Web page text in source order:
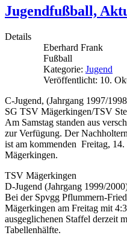
Jugendfußball,
Details
Eberhard Frank
Fußball
Kategorie: Jugend
Veröffentlicht: 10.
C-Jugend, (Jahrgang 1997/
SG TSV Mägerkingen/TSV
Am Samstag standen aus
zur Verfügung. Der
ist am kommenden Freitag,
Mägerkingen.
TSV Mägerkingen
D-Jugend (Jahrgang 1999/
Bei der Spvgg Pflummern-
Mägerkingen am Freitag mit
ausgeglichenen Staffel derzeit
Tabellenhälfte.